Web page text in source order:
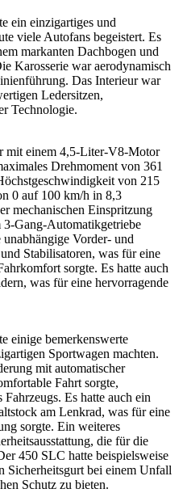
ein einzigartiges und
viele Autofans begeistert. Es
markanten Dachbogen und
Karosserie war aerodynamisch
Das Interieur war
Ledersitzen,
Technologie.
mit einem 4,5-Liter-V8-Motor
Drehmoment von 361
von 215
0 auf 100 km/h in 8,3
mechanischen Einspritzung
3-Gang-Automatikgetriebe
Vorder- und
Stabilisatoren, was für eine
sorgte. Es hatte auch
was für eine hervorragende
einige bemerkenswerte
Sportwagen machten.
mit automatischer
Fahrt sorgte,
Es hatte auch ein
am Lenkrad, was für eine
sorgte. Ein weiteres
die für die
450 SLC hatte beispielsweise
Sicherheitsgurt bei einem Unfall
Schutz zu bieten.